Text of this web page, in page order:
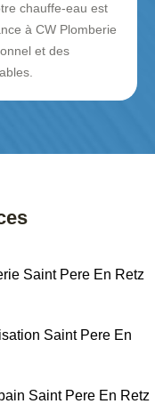
chauffe-eau est
à CW Plomberie
et des
Saint Pere En Retz
Saint Pere En
Saint Pere En Retz